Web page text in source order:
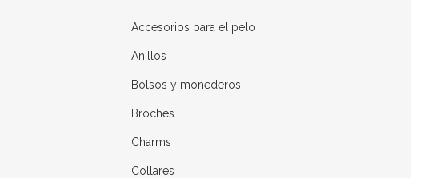
Accesorios para el pelo
Anillos
Bolsos y monederos
Broches
Charms
Collares